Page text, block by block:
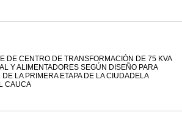
DE CENTRO DE TRANSFORMACIÓN DE 75 KVA
Y ALIMENTADORES SEGÚN DISEÑO PARA
LA PRIMERA ETAPA DE LA CIUDADELA
CAUCA